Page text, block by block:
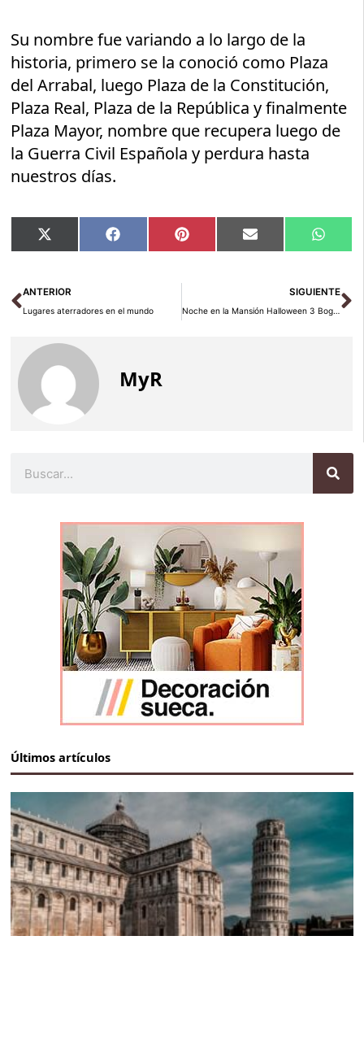
Su nombre fue variando a lo largo de la
historia, primero se la conoció como Plaza
del Arrabal, luego Plaza de la Constitución,
Plaza Real, Plaza de la República y finalmente
Plaza Mayor, nombre que recupera luego de
la Guerra Civil Española y perdura hasta
nuestros días.
Compartir
en
X
(Twitter)
Compartir
en
Facebook Compartir
en
Pinterest Compartir
en
Email
en
Ant
ANTERIOR
Lugares aterradores en el mundo
SIGUIENTE
Noche en la Mansión Halloween 3 Bogotá
MyR
Últimos artículos